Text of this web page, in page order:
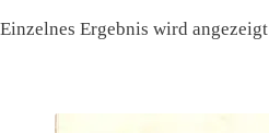
Einzelnes Ergebnis wird angezeigt